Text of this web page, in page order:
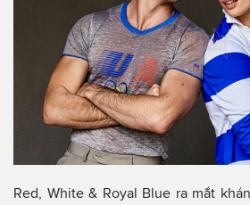
Red, White & Royal Blue ra mắt